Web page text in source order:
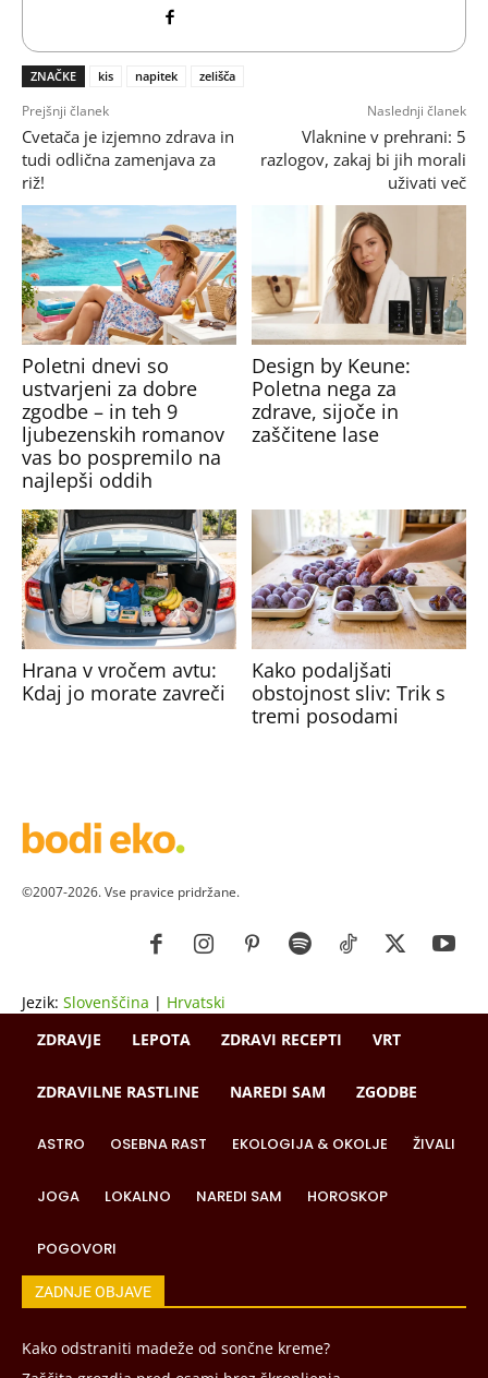
ZNAČKE kis napitek zelišča
Prejšnji članek
Cvetača je izjemno zdrava in
tudi odlična zamenjava za
riž!
Naslednji članek
Vlaknine v prehrani: 5
razlogov, zakaj bi jih morali
uživati več
Poletni dnevi so
ustvarjeni za dobre
zgodbe – in teh 9
ljubezenskih romanov
vas bo pospremilo na
najlepši oddih
Design by Keune:
Poletna nega za
zdrave, sijoče in
zaščitene lase
Hrana v vročem avtu:
Kdaj jo morate zavreči
Kako podaljšati
obstojnost sliv: Trik s
tremi posodami
©2007-2026. Vse pravice pridržane.
Jezik: Slovenščina | Hrvatski
ZDRAVJE
LEPOTA ZDRAVI RECEPTI VRT
ZDRAVILNE RASTLINE NAREDI SAM ZGODBE
ASTRO OSEBNA RAST EKOLOGIJA & OKOLJE ŽIVALI
JOGA LOKALNO NAREDI SAM HOROSKOP
POGOVORI
ZADNJE OBJAVE
Kako odstraniti madeže od sončne kreme?